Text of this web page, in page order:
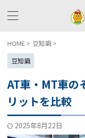
HOME > 豆知識 >
豆知識
AT車・MT車の
リットを比較
2025年8月22日